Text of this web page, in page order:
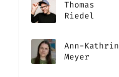
Thomas
Riedel
Ann-Kathrin
Meyer